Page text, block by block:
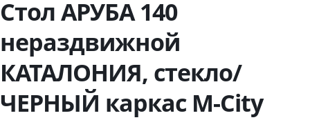
Стол АРУБА 140
нераздвижной
КАТАЛОНИЯ, стекло/
ЧЕРНЫЙ каркас М-City